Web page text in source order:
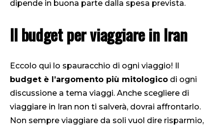
dipende in buona parte dalla spesa prevista.
Il budget per viaggiare in Iran
Eccolo qui lo spauracchio di ogni viaggio! Il
budget è l’argomento più mitologico di ogni
discussione a tema viaggi. Anche scegliere di
viaggiare in Iran non ti salverà, dovrai affrontarlo.
Non sempre viaggiare da soli vuol dire risparmio,